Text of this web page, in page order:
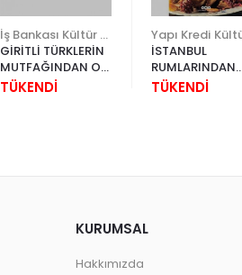
GİRİTLİ TÜRKLERİN
MUTFAĞINDAN OT
VE SEBZE
TÜKENDİ
İSTANBUL
RUMLARINDAN
YEMEK TARİFLERİ
TÜKENDİ
KURUMSAL
Hakkımızda